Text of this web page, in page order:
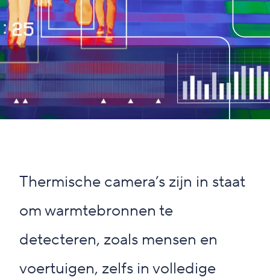
Thermische camera’s zijn in staat
om warmtebronnen te
detecteren, zoals mensen en
voertuigen, zelfs in volledige